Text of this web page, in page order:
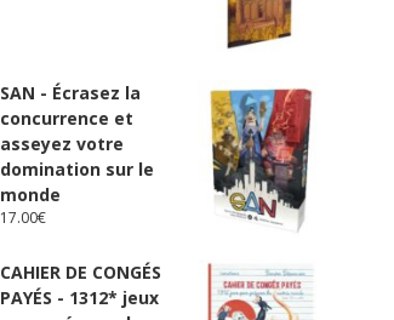
SAN - Écrasez la
concurrence et
asseyez votre
domination sur le
monde
17.00€
CAHIER DE CONGÉS
PAYÉS - 1312* jeux